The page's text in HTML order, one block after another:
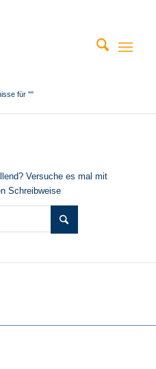
für ""
Versuche es mal mit
Schreibweise